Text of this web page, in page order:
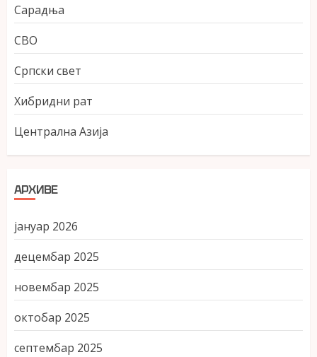
Сарадња
СВО
Српски свет
Хибридни рат
Централна Азија
АРХИВЕ
јануар 2026
децембар 2025
новембар 2025
октобар 2025
септембар 2025